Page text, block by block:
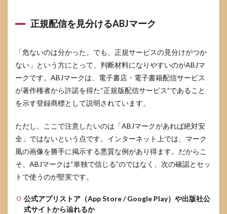
正規配信を見分けるABJマーク
「危ないのは分かった。でも、正規サービスの見分けがつか
ない」という方にとって、判断材料になりやすいのがABJマ
ークです。ABJマークは、電子書店・電子書籍配信サービス
が著作権者から許諾を得た“正規版配信サービス”であること
を示す登録商標として説明されています。
ただし、ここで注意したいのは「ABJマークがあれば絶対安
全」ではないという点です。インターネット上では、マーク
風の画像を勝手に掲示する悪質な例があり得ます。だからこ
そ、ABJマークは“単独で信じる”のではなく、次の確認とセッ
トで使うのが堅実です。
公式アプリストア（App Store / Google Play）や出版社公
式サイトから辿れるか